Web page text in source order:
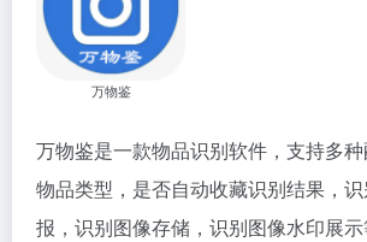
万物鉴
万物鉴是一款物品识别软件，支持多
物品类型，是否自动收藏识别结果，
报，识别图像存储，识别图像水印展